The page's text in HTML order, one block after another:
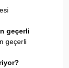
geçerli
geçerli